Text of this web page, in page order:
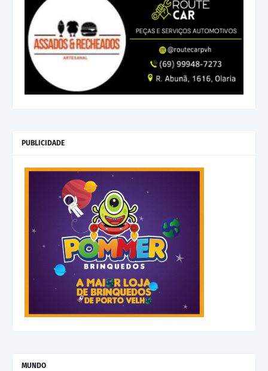
PUBLICIDADE
MUNDO